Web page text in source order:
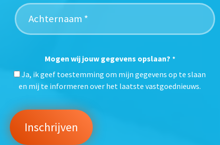
Mogen wij jouw gegevens opslaan? *
Ja, ik geef toestemming om mijn gegevens op te slaan
en mij te informeren over het laatste vastgoednieuws.